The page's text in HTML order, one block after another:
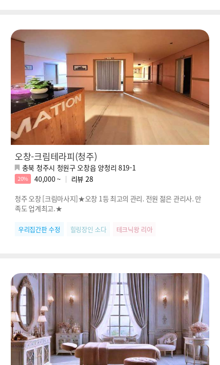
오창-크림테라피(청주)
충북 청주시 청원구 오창읍 양청리 819-1
20% 40,000 ~ 리뷰 28
청주 오창 [크림마사지]★오창 1등 최고의 관리. 전원 젊은 관리사. 만
족도 업계최고.★
우리집간판 수정 힐링장인 소다 테크닉왕 리아